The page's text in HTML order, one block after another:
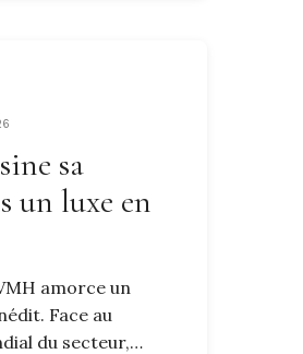
sa
un luxe en
amorce un
Face au
du secteur,…